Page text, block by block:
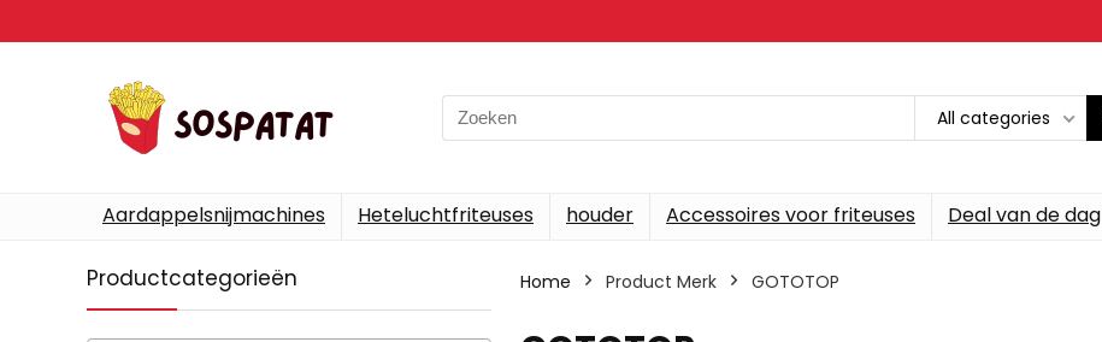
Search
for:
All categories
Aardappelsnijmachines Heteluchtfriteuses houder Accessoires voor friteuses Deal van de dag
Productcategorieën Home Product Merk ‎GOTOTOP